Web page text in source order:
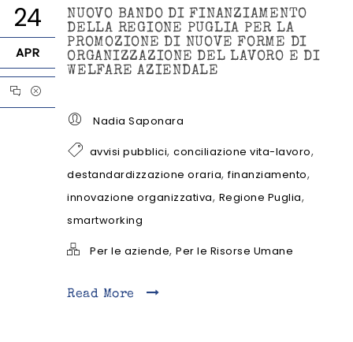
24
APR
NUOVO BANDO DI FINANZIAMENTO
DELLA REGIONE PUGLIA PER LA
PROMOZIONE DI NUOVE FORME DI
ORGANIZZAZIONE DEL LAVORO E DI
WELFARE AZIENDALE
Nadia Saponara
avvisi pubblici, conciliazione vita-lavoro,
destandardizzazione oraria,finanziamento,
innovazione organizzativa, Regione Puglia,
smartworking
Per le aziende, Per le Risorse Umane
Read More